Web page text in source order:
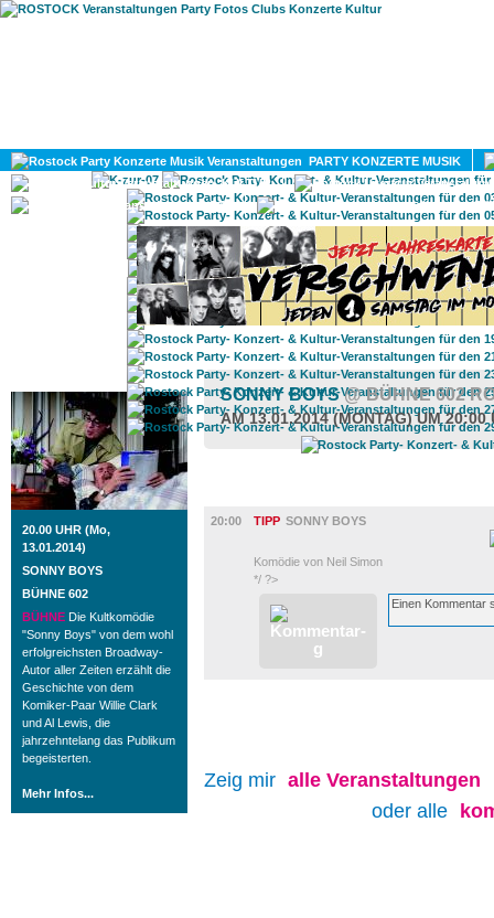
PARTY KONZERTE MUSIK
KULTUR
GAY
ROSTOCK TAGESTIPP
20.00 UHR (Mo,
13.01.2014)
SONNY BOYS
BÜHNE 602
BÜHNE Die Kultkomödie
"Sonny Boys" von dem wohl
erfolgreichsten Broadway-
Autor aller Zeiten erzählt die
Geschichte von dem
Komiker-Paar Willie Clark
und Al Lewis, die
jahrzehntelang das Publikum
begeisterten.
Mehr Infos...
SONNY BOYS@ BÜHNE 602
AM 13.01.2014 (MONTAG) UM 20:00
20:00
TIPP SONNY BOYS
Komödie von Neil Simon
*/ ?>
Zeig mir alle Veranstaltungen
oder alle